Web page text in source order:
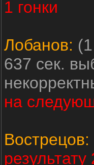
1 гонки
Лобанов:
637 сек.
на
Вострецов:
результату